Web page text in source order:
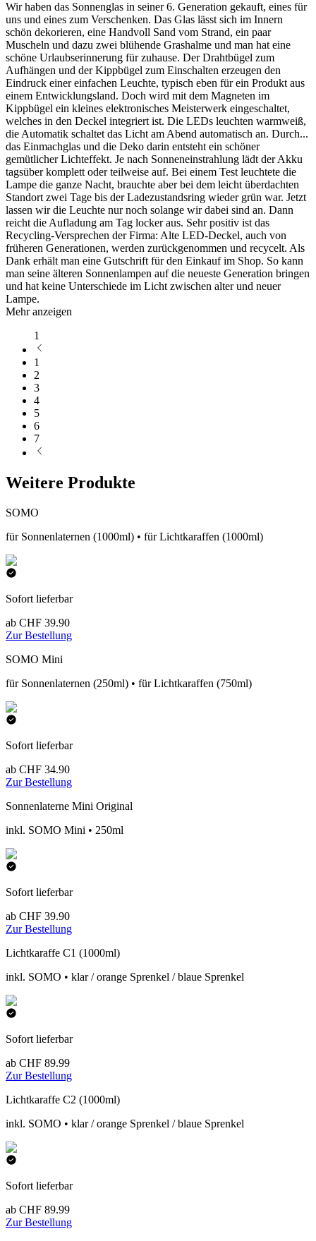
Wir haben das Sonnenglas in seiner 6. Generation gekauft, eines für
uns und eines zum Verschenken. Das Glas lässt sich im Innern
schön dekorieren, eine Handvoll Sand vom Strand, ein paar
Muscheln und dazu zwei blühende Grashalme und man hat eine
schöne Urlaubserinnerung für zuhause. Der Drahtbügel zum
Aufhängen und der Kippbügel zum Einschalten erzeugen den
Eindruck einer einfachen Leuchte, typisch eben für ein Produkt aus
einem Entwicklungsland. Doch wird mit dem Magneten im
Kippbügel ein kleines elektronisches Meisterwerk eingeschaltet,
welches in den Deckel integriert ist. Die LEDs leuchten warmweiß,
die Automatik schaltet das Licht am Abend automatisch an. Durch...
das Einmachglas und die Deko darin entsteht ein schöner
gemütlicher Lichteffekt. Je nach Sonneneinstrahlung lädt der Akku
tagsüber komplett oder teilweise auf. Bei einem Test leuchtete die
Lampe die ganze Nacht, brauchte aber bei dem leicht überdachten
Standort zwei Tage bis der Ladezustandsring wieder grün war. Jetzt
lassen wir die Leuchte nur noch solange wir dabei sind an. Dann
reicht die Aufladung am Tag locker aus. Sehr positiv ist das
Recycling-Versprechen der Firma: Alte LED-Deckel, auch von
früheren Generationen, werden zurückgenommen und recycelt. Als
Dank erhält man eine Gutschrift für den Einkauf im Shop. So kann
man seine älteren Sonnenlampen auf die neueste Generation bringen
und hat keine Unterschiede im Licht zwischen alter und neuer
Lampe.
Mehr anzeigen
1
1
2
3
4
5
6
7
Weitere Produkte
SOMO
für Sonnenlaternen (1000ml) • für Lichtkaraffen (1000ml)
Sofort lieferbar
ab CHF 39.90
Zur Bestellung
SOMO Mini
für Sonnenlaternen (250ml) • für Lichtkaraffen (750ml)
Sofort lieferbar
ab CHF 34.90
Zur Bestellung
Sonnenlaterne Mini Original
inkl. SOMO Mini • 250ml
Sofort lieferbar
ab CHF 39.90
Zur Bestellung
Lichtkaraffe C1 (1000ml)
inkl. SOMO • klar / orange Sprenkel / blaue Sprenkel
Sofort lieferbar
ab CHF 89.99
Zur Bestellung
Lichtkaraffe C2 (1000ml)
inkl. SOMO • klar / orange Sprenkel / blaue Sprenkel
Sofort lieferbar
ab CHF 89.99
Zur Bestellung